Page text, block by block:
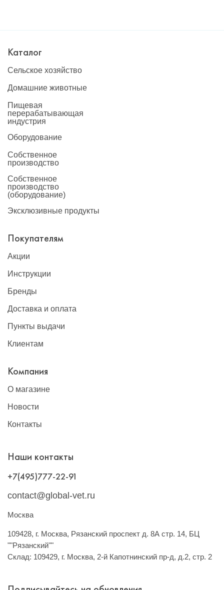
Каталог
Сельское хозяйство
Домашние животные
Пищевая
перерабатывающая
индустрия
Оборудование
Собственное
производство
Собственное
производство
(оборудование)
Эксклюзивные продукты
Покупателям
Акции
Инструкции
Бренды
Доставка и оплата
Пункты выдачи
Клиентам
Компания
О магазине
Новости
Контакты
Наши контакты
+7(495)777-22-91
contact@global-vet.ru
Москва
109428, г. Москва, Рязанский проспект д. 8А стр. 14, БЦ
""Рязанский""
Склад: 109429, г. Москва, 2-й Капотнинский пр-д, д.2, стр. 2